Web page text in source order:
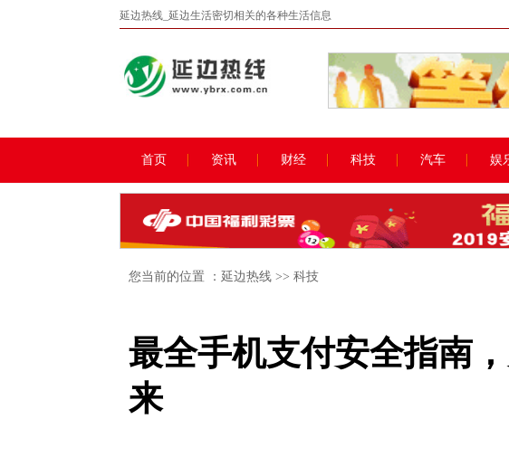
延边热线_延边生活密切相关的各种生活信息
首页 资讯 财经 科技 汽车 娱
您当前的位置 ： 延边热线 >> 科技
最全手机支付安全指南
来